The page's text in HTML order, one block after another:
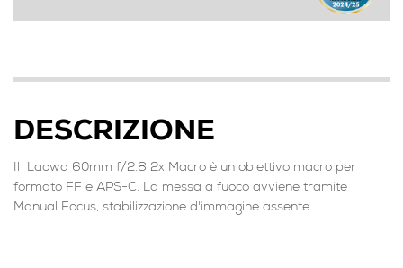
DESCRIZIONE
Il Laowa 60mm f/2.8 2x Macro è un obiettivo macro per
formato FF e APS-C. La messa a fuoco avviene tramite
Manual Focus, stabilizzazione d'immagine assente.